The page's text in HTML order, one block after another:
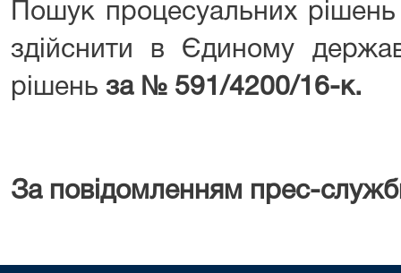
Пошук процесуальних
здійснити в Єдиному
рішень за № 591/4200/16-к.
За повідомленням прес-